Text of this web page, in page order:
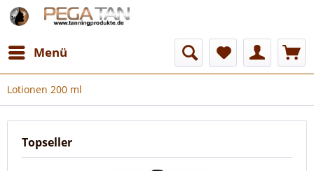
Menü
Lotionen 200 ml
Topseller